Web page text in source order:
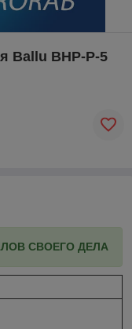
Ballu BHP-P-5
СВОЕГО ДЕЛА